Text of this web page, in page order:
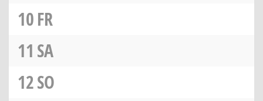
10FR
11 SA
12SO